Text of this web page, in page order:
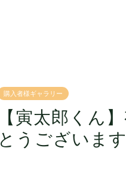
購入者様ギャラリー
【寅太郎くん
とうございます